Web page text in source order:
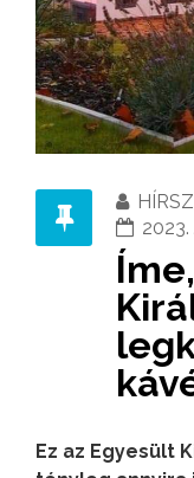
2023.
Ez az Egyesült